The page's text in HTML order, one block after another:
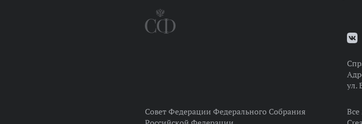
ул.
Совет Федерации Федерального Собрания